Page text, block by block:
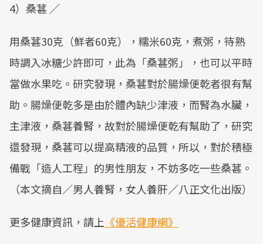
4）桑葚 ／
用桑葚30克（鮮者60克），糯米60克，煮粥，待熟
時調入冰糖少許即可，此為「桑葚粥」，也可以平時
當做水果吃。研究發現，桑葚對於腸燥便乾者很有幫
助。腸燥便乾多是由於體內缺少津液，而腎為水臟，
主津液，桑葚養腎，故對於腸燥便乾有幫助了，研究
還發現，桑葚可以提高精液的品質，所以，對於積極
備戰「造人工程」的男性朋友，不妨多吃一些桑葚。
（本文摘自／男人養腎，女人養肝／八正文化出版）
更多健康資訊，請上 《優活健康網》